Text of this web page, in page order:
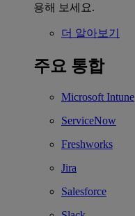
용해 보세요.
더 알아보기
주요 통합
Microsoft Intune
ServiceNow
Freshworks
Jira
Salesforce